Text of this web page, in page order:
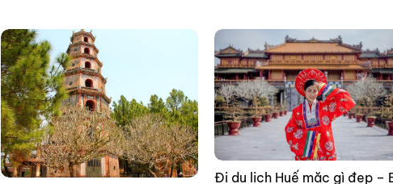
Đi du lịch Huế mặc gì đẹp –